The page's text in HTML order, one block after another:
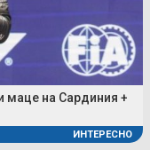
маце на Сардиния +
ИНТЕРЕСНО